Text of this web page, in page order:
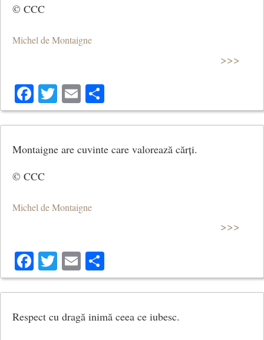
© CCC
Michel de Montaigne
>>>
Facebook
Twitter
Email
Montaigne are cuvinte care valorează cărți.
© CCC
Michel de Montaigne
>>>
Facebook
Twitter
Email
Respect cu dragă inimă ceea ce iubesc.